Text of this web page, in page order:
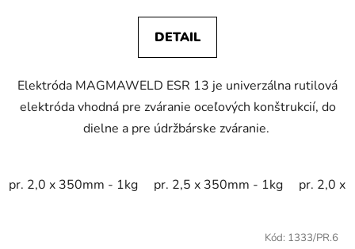
DETAIL
Elektróda MAGMAWELD ESR 13 je univerzálna rutilová
elektróda vhodná pre zváranie oceľových konštrukcií, do
dielne a pre údržbárske zváranie.
pr. 2,0 x 350mm - 1kg pr. 2,5 x 350mm - 1kg pr. 2,0 x
Kód: 1333/PR.6